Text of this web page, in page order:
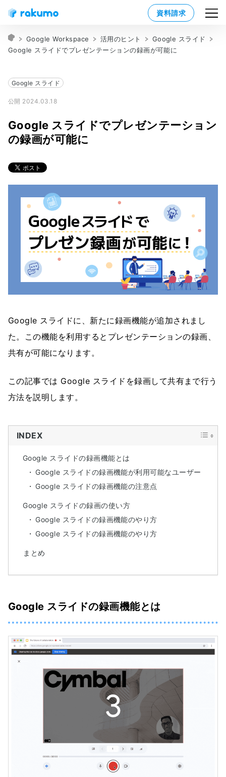
資料請求
Google Workspace 活用のヒント
Google スライド
Google スライドでプレゼンテーションの録画が可能に
Google スライド
公開 2024.03.18
Google スライドでプレゼンテーション
の録画が可能に
Google スライドに、新たに録画機能が追加されまし
た。この機能を利用するとプレゼンテーションの録画、
共有が可能になります。
この記事では Google スライドを録画して共有まで行う
方法を説明します。
INDEX
Google スライドの録画機能とは
Google スライドの録画機能が利用可能なユーザー
Google スライドの録画機能の注意点
Google スライドの録画の使い方
Google スライドの録画機能のやり方
Google スライドの録画機能のやり方
まとめ
Google スライドの録画機能とは